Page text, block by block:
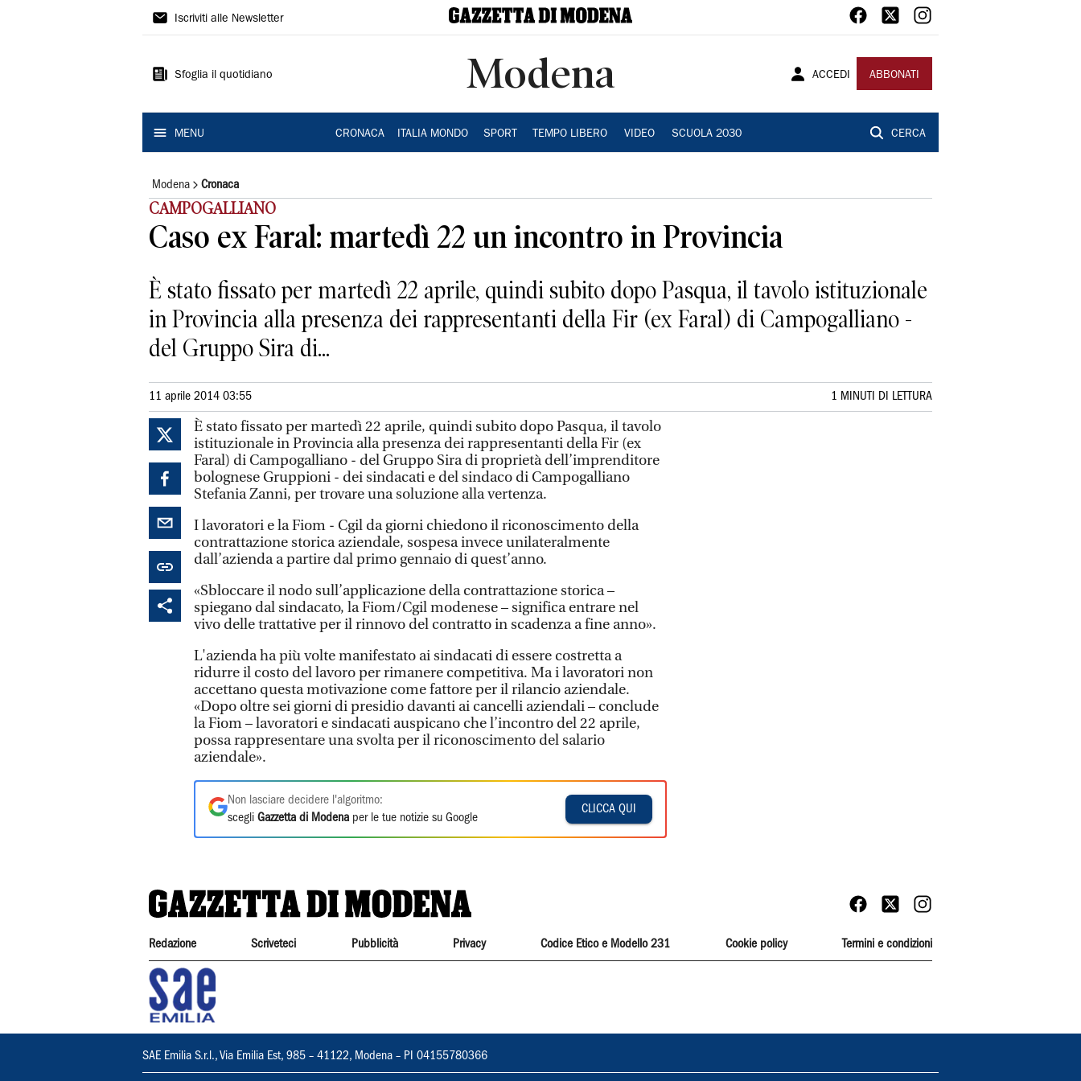
Gazzetta
Modena
Iscriviti alle Newsletter
Sfoglia il quotidiano Modena ACCEDI ABBONATI
MENU CRONACA ITALIA MONDO SPORT TEMPO LIBERO VIDEO SCUOLA 2030 CERCA
Modena Cronaca
CAMPOGALLIANO
Caso ex Faral: martedì 22 un incontro in Provincia
È stato fissato per martedì 22 aprile, quindi subito dopo Pasqua, il tavolo istituzionale
in Provincia alla presenza dei rappresentanti della Fir (ex Faral) di Campogalliano -
del Gruppo Sira di...
11 aprile 2014 03:55 1 MINUTI DI LETTURA
È stato fissato per martedì 22 aprile, quindi subito dopo Pasqua, il tavolo
istituzionale in Provincia alla presenza dei rappresentanti della Fir (ex
Faral) di Campogalliano - del Gruppo Sira di proprietà dell’imprenditore
bolognese Gruppioni - dei sindacati e del sindaco di Campogalliano
Stefania Zanni, per trovare una soluzione alla vertenza.
I lavoratori e la Fiom - Cgil da giorni chiedono il riconoscimento della
contrattazione storica aziendale, sospesa invece unilateralmente
dall’azienda a partire dal primo gennaio di quest’anno.
«Sbloccare il nodo sull’applicazione della contrattazione storica –
spiegano dal sindacato, la Fiom/Cgil modenese – significa entrare nel
vivo delle trattative per il rinnovo del contratto in scadenza a fine anno».
L'azienda ha più volte manifestato ai sindacati di essere costretta a
ridurre il costo del lavoro per rimanere competitiva. Ma i lavoratori non
accettano questa motivazione come fattore per il rilancio aziendale.
«Dopo oltre sei giorni di presidio davanti ai cancelli aziendali – conclude
la Fiom – lavoratori e sindacati auspicano che l’incontro del 22 aprile,
possa rappresentare una svolta per il riconoscimento del salario
aziendale».
Non lasciare decidere l'algoritmo:
scegli Gazzetta di Modena per le tue notizie su Google
CLICCA QUI
Redazione Scriveteci Pubblicità Privacy Codice Etico e Modello 231 Cookie policy Termini e condizioni
SAE Emilia S.r.l., Via Emilia Est, 985 – 41122, Modena – PI 04155780366